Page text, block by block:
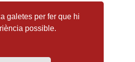
galetes per fer que hi
possible.
de Tadaima.cat
si no en tenies prou